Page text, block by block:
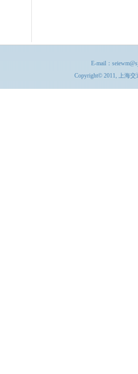
E-mail：
Copyright© 2011, 上海